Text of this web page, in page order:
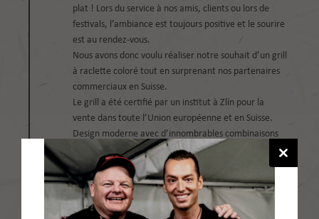
plat ! Lors du service à nos amis, clients ou lors de
festivals, l’ambiance est toujours positive et le sourire
est au rendez-vous.
Nous avons donc voulu réaliser notre souhait d’un grill
à raclette coloré tout en surprenant nos partenaires
commerciaux en Suisse.
Le grill a été certifié par un institut à Zlín pour la
vente dans toute l’Union européenne et en Suisse.
Design moderne avec d’innombrables combinaisons
de couleurs et d’autres possibilités de
personnalisation, telles que le nom, le logo, une
dédicace, une base en pierre, des composants en
verre ou en bijoux.